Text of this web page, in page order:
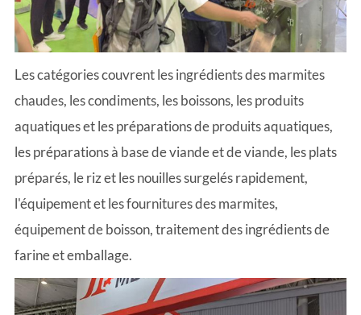
Les catégories couvrent les ingrédients des marmites
chaudes, les condiments, les boissons, les produits
aquatiques et les préparations de produits aquatiques,
les préparations à base de viande et de viande, les plats
préparés, le riz et les nouilles surgelés rapidement,
l'équipement et les fournitures des marmites,
équipement de boisson, traitement des ingrédients de
farine et emballage.